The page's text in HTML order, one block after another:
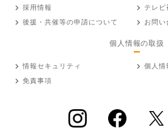
採用情報
テレビ
後援・共催等の申請について
お問い
個人情報の取扱
情報セキュリティ
個人情
免責事項